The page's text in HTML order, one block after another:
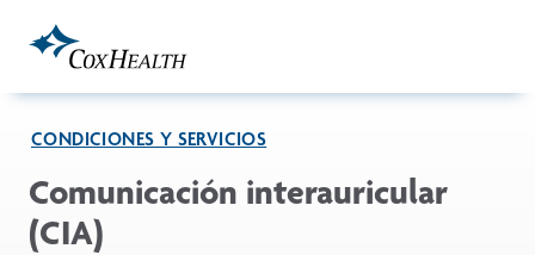
CONDICIONES Y SERVICIOS
Comunicación interauricular
(CIA)